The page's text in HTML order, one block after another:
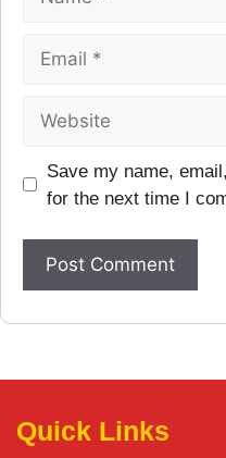
Save my name,
for the next time I
Quick Links